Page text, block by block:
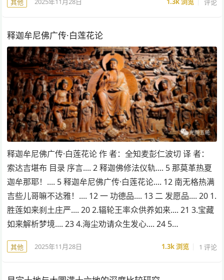
其他 评论
释迦牟尼佛广传·白莲花论
释迦牟尼佛广传·白莲花论 作 者：全知麦彭仁波切 译 者：
索达吉堪布 目录 序言.... 2 释迦佛修法仪轨.... 5 那莫革热夏
迦牟那耶！.... 5 释迦牟尼佛广传·白莲花论.... 12 南无格热满
吉些儿哥嘛不达雅！.... 12 一 功德品.... 13 二 发愿品.... 20 1.
胜莲如来刹土庄严.... 20 2.辐轮王率众供养如来.... 21 3.宝藏
如来解析梦境.... 23 4.海尘劝请众生发心.... 24 5…
其他 2025年11月28日 1.3k浏览 1 评论